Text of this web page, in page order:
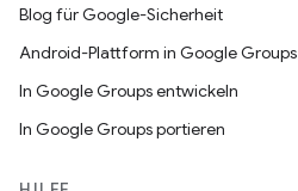
Blog für Google-Sicherheit
Android-Plattform in Google Groups
In Google Groups entwickeln
In Google Groups portieren